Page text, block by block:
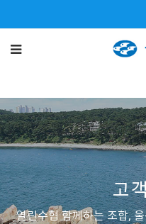
고
열린수협 함께하는 조합,